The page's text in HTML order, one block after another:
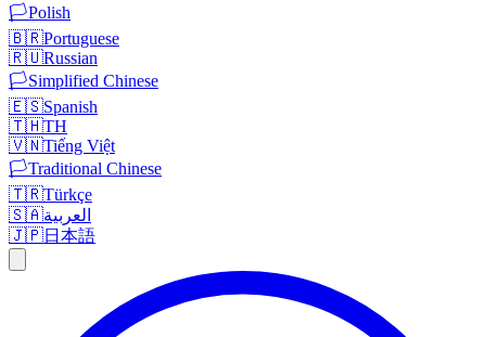
🏳️Polish
🇧🇷Portuguese
🇷🇺Russian
🏳️Simplified Chinese
🇪🇸Spanish
🇹🇭TH
🇻🇳Tiếng Việt
🏳️Traditional Chinese
🇹🇷Türkçe
🇸🇦العربية
🇯🇵日本語